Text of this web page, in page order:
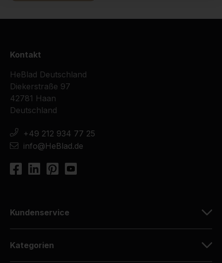
Kontakt
HeBlad Deutschland
Diekerstraße 97
42781 Haan
Deutschland
+49 212 934 77 25
info@HeBlad.de
Kundenservice
Kategorien